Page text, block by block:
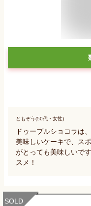
ともぞう(50代・女性)
ドゥーブルショコラは
美味しいケーキで、ス
がとっても美味しいで
スメ！
SOLD